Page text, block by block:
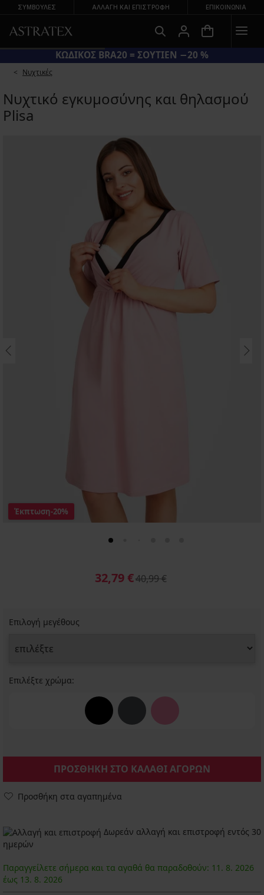
ΣΥΜΒΟΥΛΕΣ ΑΛΛΑΓΉ ΚΑΙ ΕΠΙΣΤΡΟΦΉ ΕΠΙΚΟΙΝΩΝΊΑ
ΚΩΔΙΚΟΣ BRA20 = ΣΟΥΤΙΕΝ −20 %
Νυχτικές
Νυχτικό εγκυμοσύνης και θηλασμού
Plisa
Έκπτωση-20%
32,79 €40,99 €
Επιλογή μεγέθους
Επιλέξτε χρώμα:
ΠΡΟΣΘΗΚΗ ΣΤΟ ΚΑΛΑΘΙ ΑΓΟΡΩΝ
Προσθήκη στα αγαπημένα
Δωρεάν αλλαγή και επιστροφή εντός 30
ημερών
Παραγγείλετε σήμερα και τα αγαθά θα παραδοθούν: 11. 8. 2026
έως 13. 8. 2026